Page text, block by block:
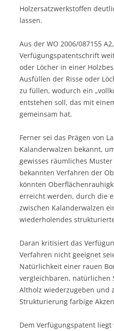
Holzersatzwerkstoffen
lassen.
Aus der WO 2006/087155
Verfügungspatentschrift
oder Löcher in einer
Ausfüllen der Risse oder
zu füllen, wodurch ein
entstehen soll, das mit
gemeinsam hat.
Ferner sei das Prägen von
Kalanderwalzen bekannt,
gewisses räumliches
bekannten Verfahren der
könnten
erreicht werden, durch die
zwischen Kalanderwalzen
wiederholendes
Daran kritisiert das
Verfahren nicht geeignet
Natürlichkeit einer rauen
vergleichbaren, natürlichen
Altholz wiederzugeben und
Strukturierung farbige
Dem Verfügungspatent